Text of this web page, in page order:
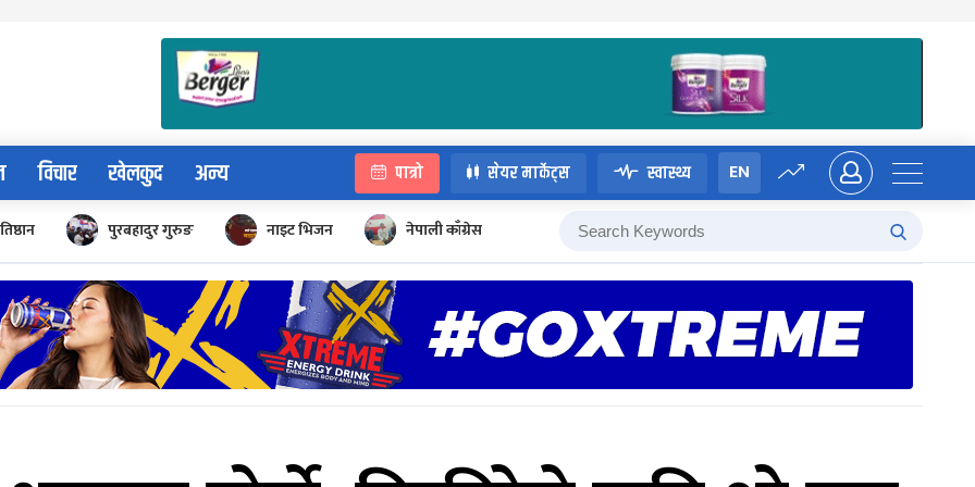
विचार खेलकुद अन्य पात्रो सेयर मार्केट्स स्वास्थ्य EN
पुरबहादुर गुरुङ नाइट भिजन नेपाली काँग्रेस